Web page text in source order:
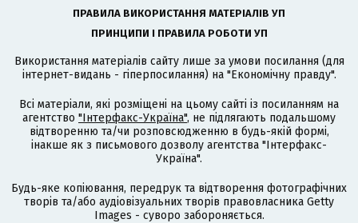
ПРАВИЛА ВИКОРИСТАННЯ МАТЕРІАЛІВ УП
ПРИНЦИПИ І ПРАВИЛА РОБОТИ УП
Використання матеріалів сайту лише за умови посилання (для
інтернет-видань - гіперпосилання) на "Економічну правду".
Всі матеріали, які розміщені на цьому сайті із посиланням на
агентство "Інтерфакс-Україна", не підлягають подальшому
відтворенню та/чи розповсюдженню в будь-якій формі,
інакше як з письмового дозволу агентства "Інтерфакс-
Україна".
Будь-яке копіювання, передрук та відтворення фотографічних
творів та/або аудіовізуальних творів правовласника Getty
Images - суворо забороняється.